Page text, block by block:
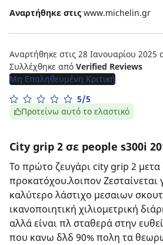
Αναρτήθηκε στις www.michelin.gr
Αναρτήθηκε στις 28 Ιανουαρίου 2025
Συλλέχθηκε από Verified Reviews
Μη Επαληθευμένη Κριτική
5/5
Προτείνω αυτό το ελαστικό
City grip 2 σε people s300i
Το πρώτο ζευγάρι city grip 2
προκατόχου.λοιπον Ζεσταίνεται
καλύτερο λάστιχο μεσαιων
ικανοποιητική χιλιομετρική
αλλά είναι πλ σταθερά στην
που κανω δλδ 90% πολη τα